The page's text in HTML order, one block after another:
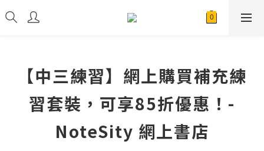
【中三練習】網上購買補充練
習套裝，可享85折優惠！-
NoteSity 網上書店